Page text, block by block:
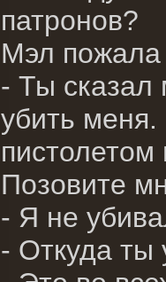
патронов?
Мэл
- Ты сказал
убить
пистолетом
Позовите
- Я не
- Откуда ты